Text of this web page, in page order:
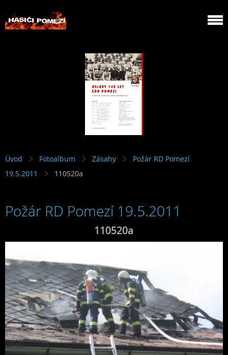
Úvod Fotoalbum Zásahy
Požár RD Pomezí
19.5.2011
110520a
Požár RD Pomezí 19.5.2011
110520a